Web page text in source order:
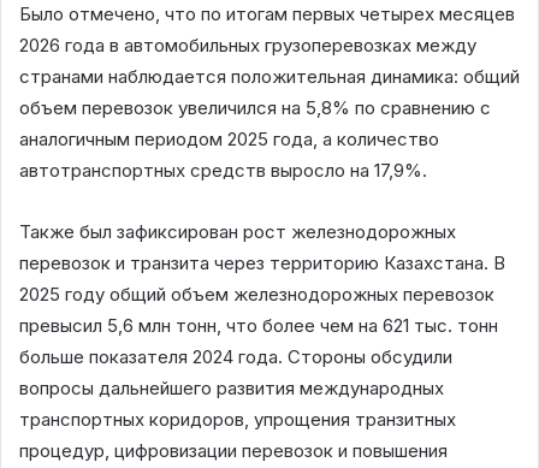
Было отмечено, что по итогам первых четырех месяцев
2026 года в автомобильных грузоперевозках между
странами наблюдается положительная динамика: общий
объем перевозок увеличился на 5,8% по сравнению с
аналогичным периодом 2025 года, а количество
автотранспортных средств выросло на 17,9%.
Также был зафиксирован рост железнодорожных
перевозок и транзита через территорию Казахстана. В
2025 году общий объем железнодорожных перевозок
превысил 5,6 млн тонн, что более чем на 621 тыс. тонн
больше показателя 2024 года. Стороны обсудили
вопросы дальнейшего развития международных
транспортных коридоров, упрощения транзитных
процедур, цифровизации перевозок и повышения